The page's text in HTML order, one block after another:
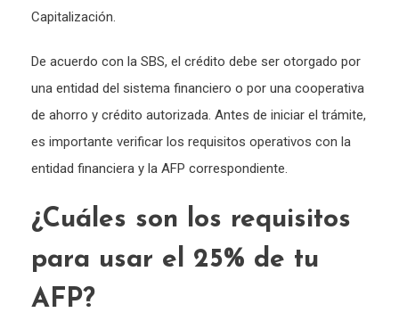
Capitalización.
De acuerdo con la SBS, el crédito debe ser otorgado por
una entidad del sistema financiero o por una cooperativa
de ahorro y crédito autorizada. Antes de iniciar el trámite,
es importante verificar los requisitos operativos con la
entidad financiera y la AFP correspondiente.
¿Cuáles son los requisitos
para usar el 25% de tu
AFP?